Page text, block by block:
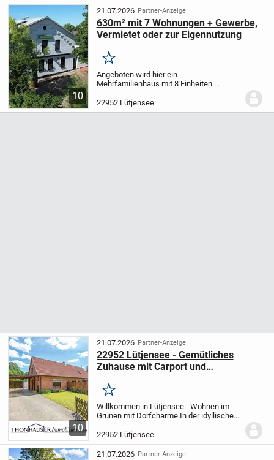
zu schaffen und ein...
10
21.07.2026 Partner-Anzeige
630m² mit 7 Wohnungen + Gewerbe,
Vermietet oder zur Eigennutzung
Merken
Angeboten wird hier ein
Mehrfamilienhaus mit 8 Einheiten.
m² Fläche. Das Haus kann entweder voll
vermietet mit einer Sollmiete von 85.000€
22952 Lütjensee
10
21.07.2026 Partner-Anzeige
22952 Lütjensee - Gemütliches
Zuhause mit Carport und
Merken
Willkommen in Lütjensee - Wohnen im
Grünen mit Dorfcharme.In der idyllischen
Doppelhaushälfte aus dem Jahr 1954.
Das massiv errichtete Haus überzeugt
durch...
22952 Lütjensee
21.07.2026 Partner-Anzeige